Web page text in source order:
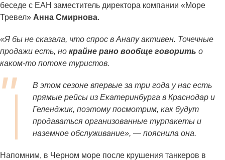
беседе с ЕАН заместитель директора компании «Море
Тревел» Анна Смирнова.
«Я бы не сказала, что спрос в Анапу активен. Точечные
продажи есть, но крайне рано вообще говорить о
каком-то потоке туристов.
В этом сезоне впервые за три года у нас есть
прямые рейсы из Екатеринбурга в Краснодар и
Геленджик, поэтому посмотрим, как будут
продаваться организованные турпакеты и
наземное обслуживание», — пояснила она.
Напомним, в Черном море после крушения танкеров в